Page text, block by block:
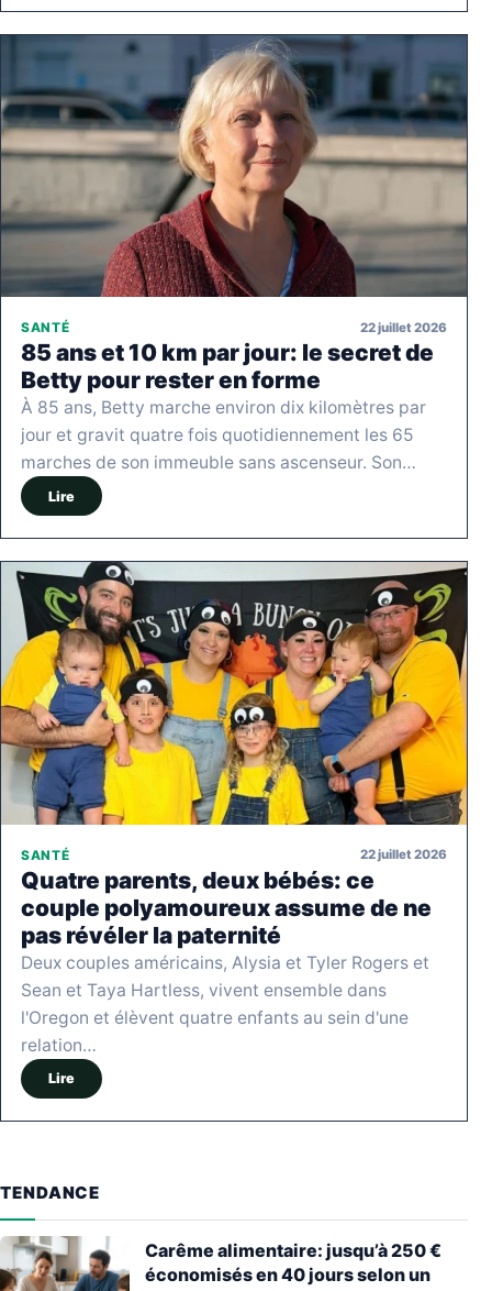
SANTÉ 22 juillet 2026
85 ans et 10 km par jour: le secret de
Betty pour rester en forme
À 85 ans, Betty marche environ dix kilomètres par
jour et gravit quatre fois quotidiennement les 65
marches de son immeuble sans ascenseur. Son…
Lire
SANTÉ 22 juillet 2026
Quatre parents, deux bébés: ce
couple polyamoureux assume de ne
pas révéler la paternité
Deux couples américains, Alysia et Tyler Rogers et
Sean et Taya Hartless, vivent ensemble dans
l'Oregon et élèvent quatre enfants au sein d'une
relation…
Lire
TENDANCE
Carême alimentaire: jusqu’à 250 €
économisés en 40 jours selon un